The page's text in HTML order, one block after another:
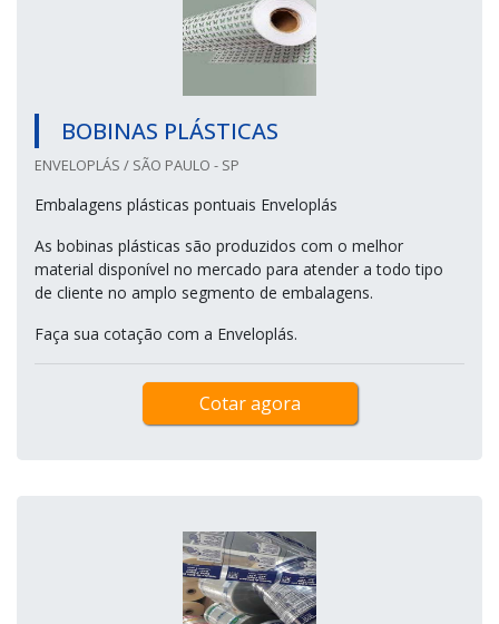
BOBINAS PLÁSTICAS
ENVELOPLÁS / SÃO PAULO - SP
Embalagens plásticas pontuais Enveloplás
As bobinas plásticas são produzidos com o melhor
material disponível no mercado para atender a todo tipo
de cliente no amplo segmento de embalagens.
Faça sua cotação com a Enveloplás.
Cotar agora